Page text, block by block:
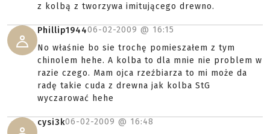
z kolbą z tworzywa imitującego drewno.
Phillip194406-02-2009 @ 16:15
No właśnie bo sie trochę pomieszałem z tym
chinolem hehe. A kolba to dla mnie nie problem w
razie czego. Mam ojca rzeźbiarza to mi może da
radę takie cuda z drewna jak kolba StG
wyczarować hehe
cysi3k06-02-2009 @ 16:48